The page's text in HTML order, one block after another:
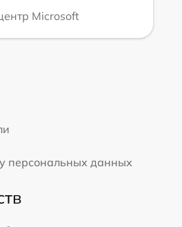
Microsoft
персональных данных